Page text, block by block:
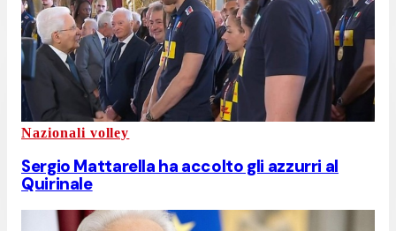
Nazionali volley
Sergio Mattarella ha accolto gli azzurri al
Quirinale